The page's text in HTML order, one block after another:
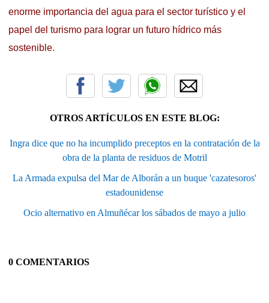
enorme importancia del agua para el sector turístico y el
papel del turismo para lograr un futuro hídrico más
sostenible.
OTROS ARTÍCULOS EN ESTE BLOG:
Ingra dice que no ha incumplido preceptos en la contratación de la
obra de la planta de residuos de Motril
La Armada expulsa del Mar de Alborán a un buque 'cazatesoros'
estadounidense
Ocio alternativo en Almuñécar los sábados de mayo a julio
0 COMENTARIOS